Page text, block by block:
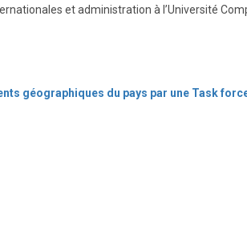
et administration à l’Université
géographiques du pays par une Task